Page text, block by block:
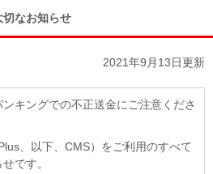
切なお知らせ
2021年9月13日更新
キングでの不正送金にご注意くださ
、以下、CMS）をご利用のすべて
です。